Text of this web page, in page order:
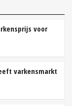
voor
varkensmarkt